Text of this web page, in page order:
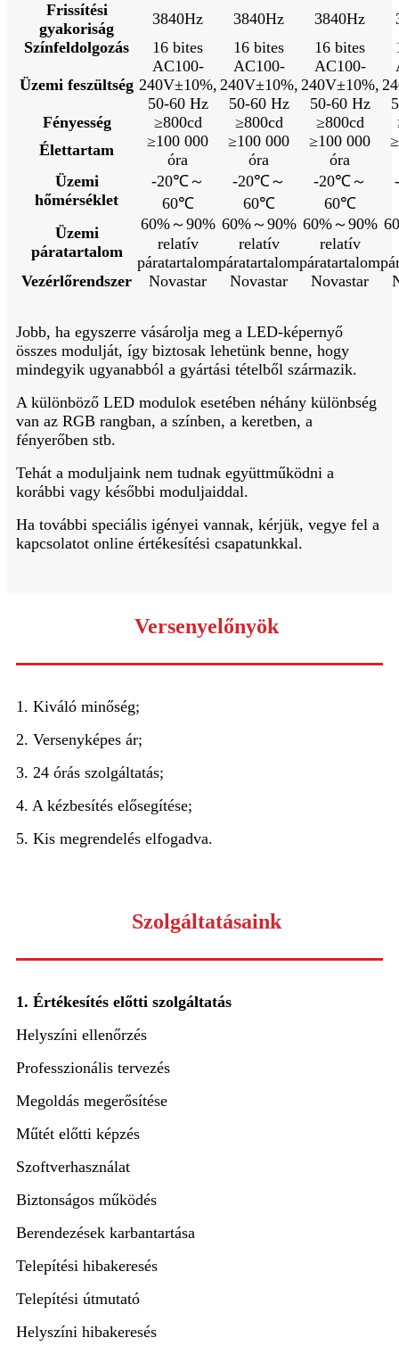
Frissítési
gyakoriság
3840Hz 3840Hz 3840Hz
Színfeldolgozás
16 bites 16 bites 16 bites
Üzemi feszültség
AC100-
240V±10%,
50-60 Hz
AC100-
240V±10%,
50-60 Hz
AC100-
240V±10%,
50-60 Hz
Fényesség
≥800cd ≥800cd ≥800cd
Élettartam
≥100 000
óra
≥100 000
óra
≥100 000
óra
Üzemi
hőmérséklet
-20℃～
60℃
-20℃～
60℃
-20℃～
60℃
Üzemi
páratartalom
60%～90%
relatív
páratartalom
60%～90%
relatív
páratartalom
60%～90%
relatív
páratartalom
Vezérlőrendszer
Novastar Novastar Novastar
Jobb, ha egyszerre vásárolja meg a LED-képernyő
összes modulját, így biztosak lehetünk benne, hogy
mindegyik ugyanabból a gyártási tételből származik.
A különböző LED modulok esetében néhány különbség
van az RGB rangban, a színben, a keretben, a
fényerőben stb.
Tehát a moduljaink nem tudnak együttműködni a
korábbi vagy későbbi moduljaiddal.
Ha további speciális igényei vannak, kérjük, vegye fel a
kapcsolatot online értékesítési csapatunkkal.
Versenyelőnyök
1. Kiváló minőség;
2. Versenyképes ár;
3. 24 órás szolgáltatás;
4. A kézbesítés elősegítése;
5. Kis megrendelés elfogadva.
Szolgáltatásaink
1. Értékesítés előtti szolgáltatás
Helyszíni ellenőrzés
Professzionális tervezés
Megoldás megerősítése
Műtét előtti képzés
Szoftverhasználat
Biztonságos működés
Berendezések karbantartása
Telepítési hibakeresés
Telepítési útmutató
Helyszíni hibakeresés